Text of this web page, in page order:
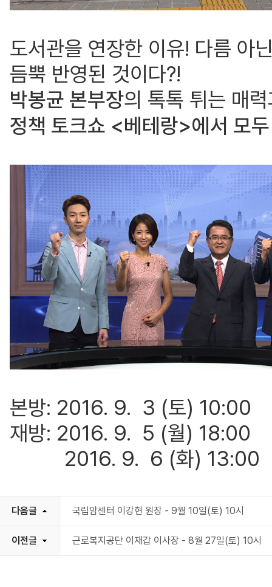
도서관을 연장한 이유! 다름 아
듬뿍 반영된 것이다?!
박봉균 본부장의 톡톡 튀는 매
정책 토크쇼 <베테랑>에서 모
본방: 2016. 9. 3 (토) 10:00
재방: 2016. 9. 5 (월) 18:00
2016. 9. 6 (화) 13:00
다음글 국립암센터 이강현 원장 - 9월 10일(토) 10시
이전글 근로복지공단 이재갑 이사장 - 8월 27일(토) 10시